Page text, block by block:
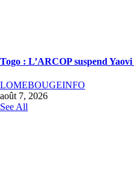
Togo : L’ARCOP suspend
LOMEBOUGEINFO
août 7, 2026
See All